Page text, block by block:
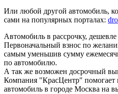
Или любой другой автомобиль,
сами на популярных порталах:
Автомобиль в рассрочку,
Первоначальный взнос по
самым уменьшив сумму
по автомобилю.
А так же возможен досрочный
Компания "КрасЦентр" помогает
автомобиль в городе Москва на